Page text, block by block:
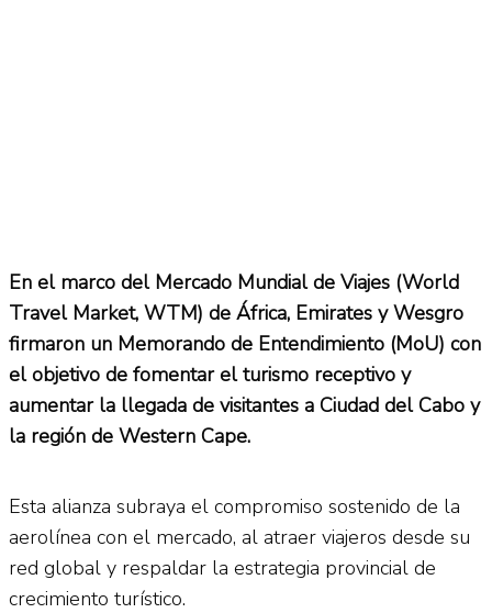
En el marco del Mercado Mundial de Viajes (World
Travel Market, WTM) de África, Emirates y Wesgro
firmaron un Memorando de Entendimiento (MoU) con
el objetivo de fomentar el turismo receptivo y
aumentar la llegada de visitantes a Ciudad del Cabo y
la región de Western Cape.
Esta alianza subraya el compromiso sostenido de la
aerolínea con el mercado, al atraer viajeros desde su
red global y respaldar la estrategia provincial de
crecimiento turístico.